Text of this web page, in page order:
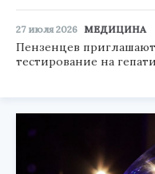
27 июля 2026 МЕДИЦИНА
Пензенцев
тестирование на